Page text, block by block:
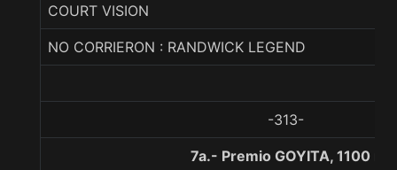
COURT VISION
NO CORRIERON : RANDWICK LEGEND
-313-
7a.- Premio GOYITA, 1100